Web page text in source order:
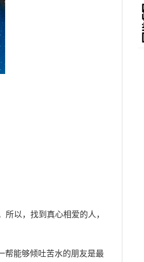
以，找到真心相爱的人，
帮能够倾吐苦水的朋友是最